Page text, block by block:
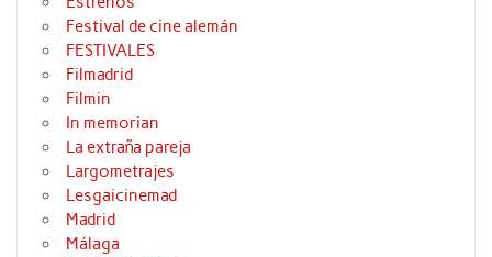
Festival de cine alemán
FESTIVALES
Filmadrid
Filmin
In memorian
La extraña pareja
Largometrajes
Lesgaicinemad
Madrid
Málaga